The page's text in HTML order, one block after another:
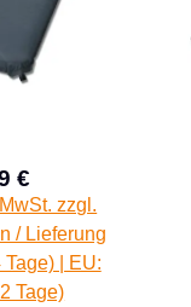
€
Regulärer Preis:
zzgl.
/ Lieferung
Tage) | EU:
Tage)